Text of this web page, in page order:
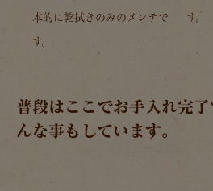
本的に乾拭きのみのメンテで
す。
す。
普段はここでお手入れ完
んな事もしています。